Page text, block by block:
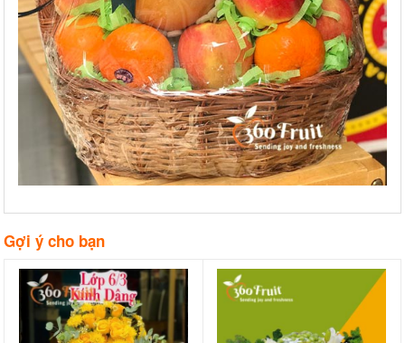
Gợi ý cho bạn